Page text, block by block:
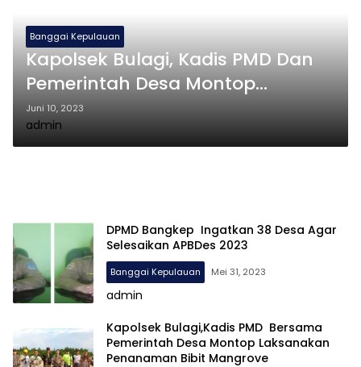
Banggai Kepulauan
Kapolsek Bulagi, Kadis PMD Dan
Pemerintah Desa Montop
Berkolaborasi Tanam Bibit
Mangrove
Juni 10, 2023
admin
DPMD Bangkep Ingatkan 38 Desa Agar
Selesaikan APBDes 2023
Banggai Kepulauan Mei 31, 2023
admin
Kapolsek Bulagi,Kadis PMD Bersama
Pemerintah Desa Montop Laksanakan
Penanaman Bibit Mangrove